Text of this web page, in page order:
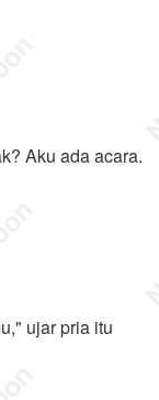
Aku ada acara.
ujar pria itu